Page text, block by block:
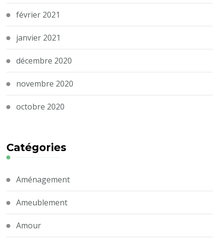
février 2021
janvier 2021
décembre 2020
novembre 2020
octobre 2020
Catégories
Aménagement
Ameublement
Amour